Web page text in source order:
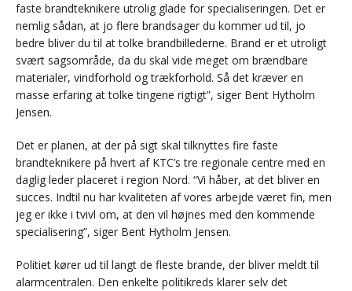
faste brandteknikere utrolig glade for specialiseringen. Det er
nemlig sådan, at jo flere brandsager du kommer ud til, jo
bedre bliver du til at tolke brandbillederne. Brand er et utroligt
svært sagsområde, da du skal vide meget om brændbare
materialer, vindforhold og trækforhold. Så det kræver en
masse erfaring at tolke tingene rigtigt”, siger Bent Hytholm
Jensen.
Det er planen, at der på sigt skal tilknyttes fire faste
brandteknikere på hvert af KTC’s tre regionale centre med en
daglig leder placeret i region Nord. “Vi håber, at det bliver en
succes. Indtil nu har kvaliteten af vores arbejde været fin, men
jeg er ikke i tvivl om, at den vil højnes med den kommende
specialisering”, siger Bent Hytholm Jensen.
Politiet kører ud til langt de fleste brande, der bliver meldt til
alarmcentralen. Den enkelte politikreds klarer selv det